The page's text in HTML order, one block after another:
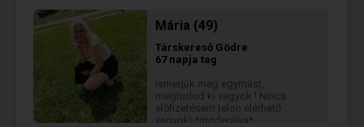
Mária (49)
Társkereső Gödre
67 napja tag
Ismerjük meg egymást,
megtudod ki vagyok ! Nincs
előfizetésem telon elérhető
vagyok! *moderálva*